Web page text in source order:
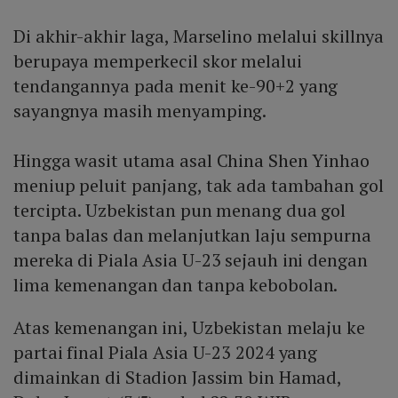
Di akhir-akhir laga, Marselino melalui skillnya
berupaya memperkecil skor melalui
tendangannya pada menit ke-90+2 yang
sayangnya masih menyamping.
Hingga wasit utama asal China Shen Yinhao
meniup peluit panjang, tak ada tambahan gol
tercipta. Uzbekistan pun menang dua gol
tanpa balas dan melanjutkan laju sempurna
mereka di Piala Asia U-23 sejauh ini dengan
lima kemenangan dan tanpa kebobolan.
Atas kemenangan ini, Uzbekistan melaju ke
partai final Piala Asia U-23 2024 yang
dimainkan di Stadion Jassim bin Hamad,